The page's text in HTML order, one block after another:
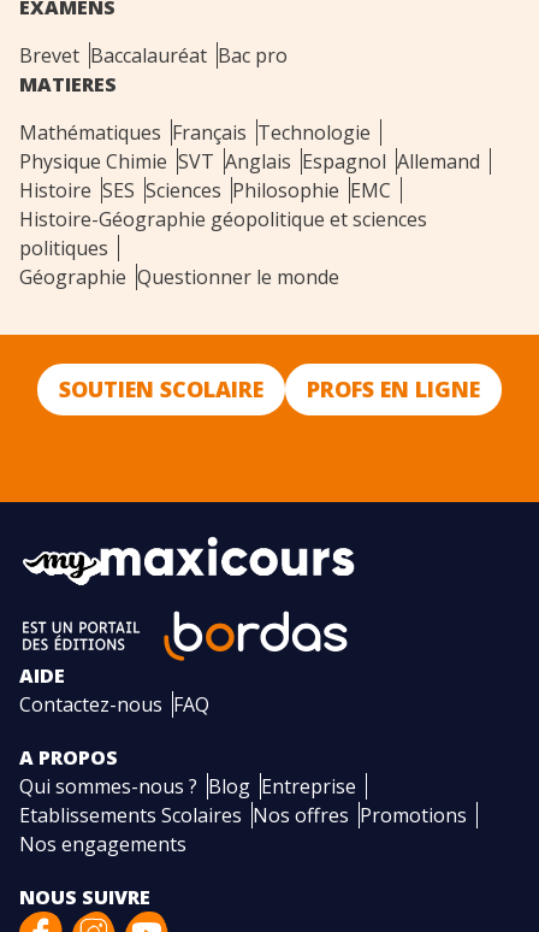
EXAMENS
Brevet Baccalauréat Bac pro
MATIERES
Mathématiques Français Technologie
Physique Chimie SVT Anglais Espagnol Allemand
Histoire SES Sciences Philosophie EMC
Histoire-Géographie géopolitique et sciences
politiques
Géographie Questionner le monde
SOUTIEN SCOLAIRE PROFS EN LIGNE
AIDE
Contactez-nous FAQ
A PROPOS
Qui sommes-nous ? Blog Entreprise
Etablissements Scolaires Nos offres Promotions
Nos engagements
NOUS SUIVRE